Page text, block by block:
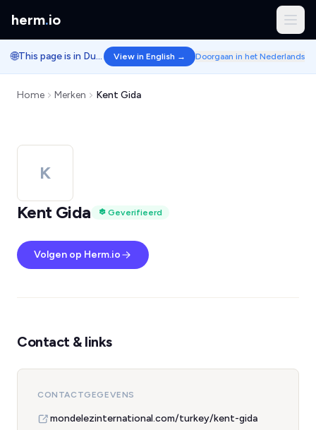
herm.io
🌐 This page is in Dutch. View in English → Doorgaan in het Nederlands
Home Merken Kent Gida
K
Kent Gida
Geverifieerd
Volgen op Herm.io
Contact & links
CONTACTGEGEVENS
mondelezinternational.com/turkey/kent-gida